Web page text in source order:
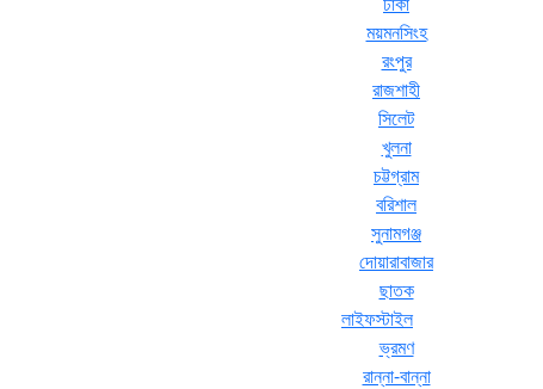
ময়মনসিংহ
রংপুর
রাজশাহী
সিলেট
খুলনা
চট্টগ্রাম
বরিশাল
সুনামগঞ্জ
দোয়ারাবাজার
ছাতক
লাইফস্টাইল
ভ্রমণ
রান্না-বান্না